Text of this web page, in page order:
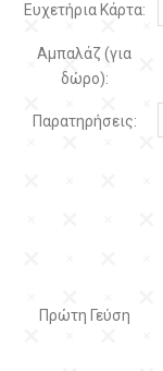
Ευχετήρια Κάρτα:
Αμπαλάζ (για
δώρο):
Παρατηρήσεις:
Πρώτη Γεύση